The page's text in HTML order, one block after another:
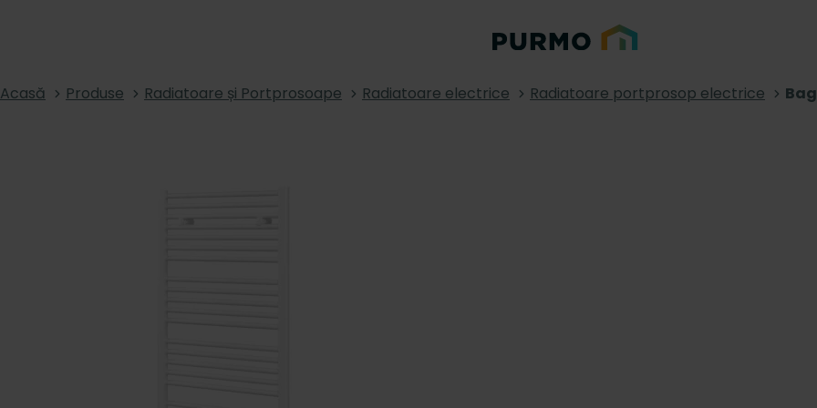
Acasă Produse Radiatoare și Portprosoape Radiatoare electrice Radiatoare portprosop electrice